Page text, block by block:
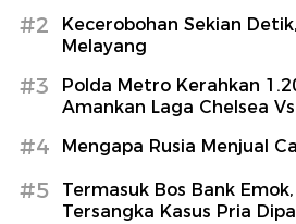
#2
Kecerobohan Sekian
Melayang
#3
Polda Metro Kerahkan
Amankan Laga Chelsea
#4 Mengapa Rusia Menjual
#5
Termasuk Bos Bank
Tersangka Kasus Pria